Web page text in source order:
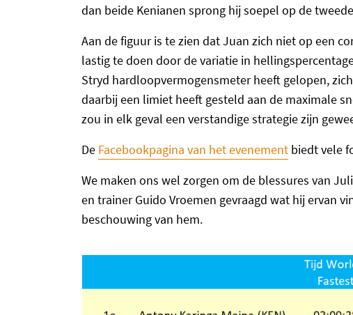
dan beide Kenianen sprong hij soepel op de
Aan de figuur is te zien dat Juan zich niet op een
lastig te doen door de variatie in
Stryd hardloopvermogensmeter heeft gelopen,
daarbij een limiet heeft gesteld aan de maximale
zou in elk geval een verstandige strategie zijn
De Facebookpagina van het evenement biedt vele
We maken ons wel zorgen om de blessures van
en trainer Guido Vroemen gevraagd wat hij ervan
beschouwing van hem.